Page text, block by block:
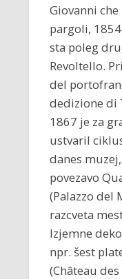
Giovanni
pargoli,
sta poleg
Revoltello.
del
dedizione di
1867 je za
ustvaril
danes
povezavo
(Palazzo del
razcveta
Izjemne
npr. šest
(Château